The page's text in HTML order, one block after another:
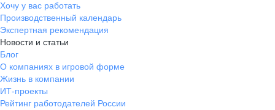
Хочу у вас работать
Производственный календарь
Экспертная рекомендация
Новости и статьи
Блог
О компаниях в игровой форме
Жизнь в компании
ИТ-проекты
Рейтинг работодателей России